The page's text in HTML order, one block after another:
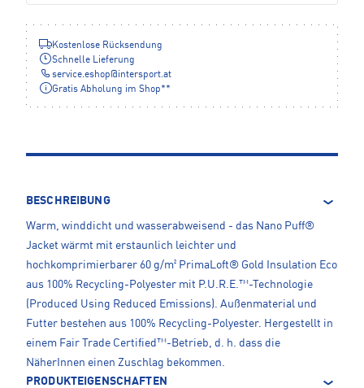
Kostenlose Rücksendung
Schnelle Lieferung
service.eshop@intersport.at
Gratis Abholung im Shop**
BESCHREIBUNG
Warm, winddicht und wasserabweisend - das Nano Puff®
Jacket wärmt mit erstaunlich leichter und
hochkomprimierbarer 60 g/m² PrimaLoft® Gold Insulation Eco
aus 100% Recycling-Polyester mit P.U.R.E.™-Technologie
(Produced Using Reduced Emissions). Außenmaterial und
Futter bestehen aus 100% Recycling-Polyester. Hergestellt in
einem Fair Trade Certified™-Betrieb, d. h. dass die
NäherInnen einen Zuschlag bekommen.
PRODUKTEIGENSCHAFTEN